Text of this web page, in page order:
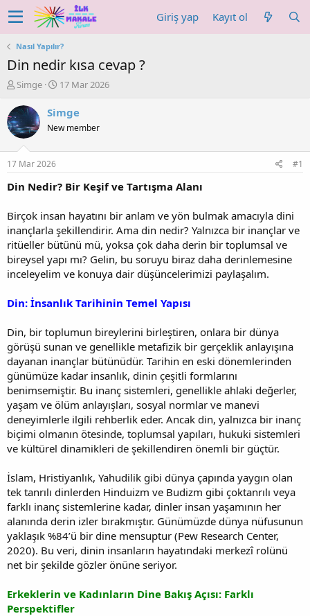
Giriş yap Kayıt ol
Nasıl Yapılır?
Din nedir kısa cevap ?
K
n
u
y
b
a
ş
t
a
n
Simge
B
ş
a
ç
r
i
h
i
17 Mar 2026
Simge
New member
17 Mar 2026 #1
Din Nedir? Bir Keşif ve Tartışma Alanı
Birçok insan hayatını bir anlam ve yön bulmak amacıyla dini
inançlarla şekillendirir. Ama din nedir? Yalnızca bir inançlar ve
ritüeller bütünü mü, yoksa çok daha derin bir toplumsal ve
bireysel yapı mı? Gelin, bu soruyu biraz daha derinlemesine
inceleyelim ve konuya dair düşüncelerimizi paylaşalım.
Din: İnsanlık Tarihinin Temel Yapısı
Din, bir toplumun bireylerini birleştiren, onlara bir dünya
görüşü sunan ve genellikle metafizik bir gerçeklik anlayışına
dayanan inançlar bütünüdür. Tarihin en eski dönemlerinden
günümüze kadar insanlık, dinin çeşitli formlarını
benimsemiştir. Bu inanç sistemleri, genellikle ahlaki değerler,
yaşam ve ölüm anlayışları, sosyal normlar ve manevi
deneyimlerle ilgili rehberlik eder. Ancak din, yalnızca bir inanç
biçimi olmanın ötesinde, toplumsal yapıları, hukuki sistemleri
ve kültürel dinamikleri de şekillendiren önemli bir güçtür.
İslam, Hristiyanlık, Yahudilik gibi dünya çapında yaygın olan
tek tanrılı dinlerden Hinduizm ve Budizm gibi çoktanrılı veya
farklı inanç sistemlerine kadar, dinler insan yaşamının her
alanında derin izler bırakmıştır. Günümüzde dünya nüfusunun
yaklaşık %84’ü bir dine mensuptur (Pew Research Center,
2020). Bu veri, dinin insanların hayatındaki merkezî rolünü
net bir şekilde gözler önüne seriyor.
Erkeklerin ve Kadınların Dine Bakış Açısı: Farklı
Perspektifler